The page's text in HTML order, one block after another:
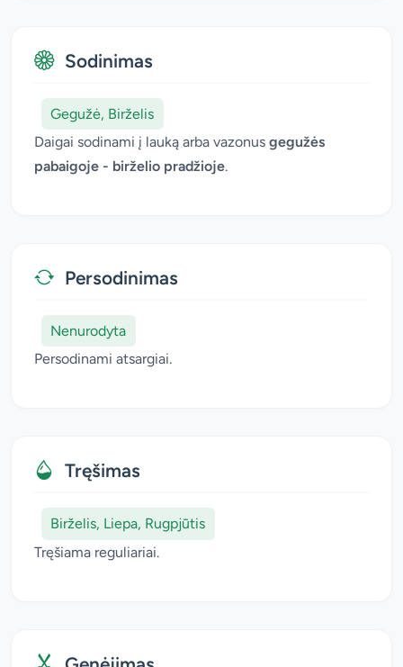
Sodinimas
Gegužė, Birželis
Daigai sodinami į lauką arba vazonus gegužės
pabaigoje - birželio pradžioje.
Persodinimas
Nenurodyta
Persodinami atsargiai.
Tręšimas
Birželis, Liepa, Rugpjūtis
Tręšiama reguliariai.